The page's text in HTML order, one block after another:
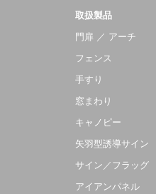
取扱製品
門扉 ／ アーチ
フェンス
手すり
窓まわり
キャノピー
矢羽型誘導サイン
サイン／フラッグ
アイアンパネル